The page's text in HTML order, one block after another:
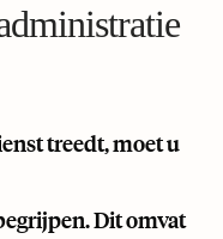
treedt, moet u
Dit omvat